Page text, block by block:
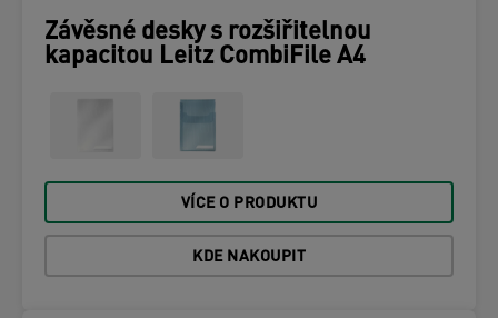
Závěsné desky s rozšiřitelnou
kapacitou Leitz CombiFile A4
VÍCE O PRODUKTU
KDE NAKOUPIT